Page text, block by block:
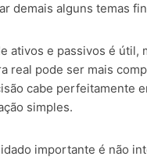
demais alguns temas
ativos e passivos é útil,
real pode ser mais
cabe perfeitamente
simples.
importante é não